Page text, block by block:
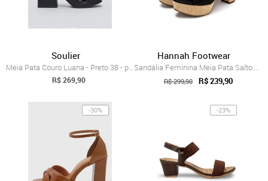
Soulier
Meia Pata Couro Luana - Preto 38 - preto
R$ 269,90
Hannah Footwear
Sandália Feminina Meia Pata Salto Alto N...
R$ 299,90 R$ 239,90
-30% -23%